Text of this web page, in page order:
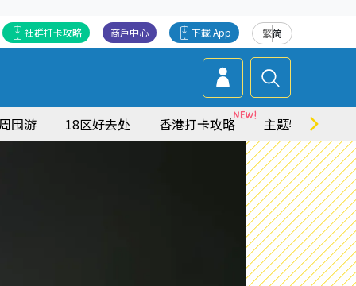
繁简
下載 App
商戶中心
社群打卡攻略
周围游 18区好去处 香港打卡攻略 主题特集